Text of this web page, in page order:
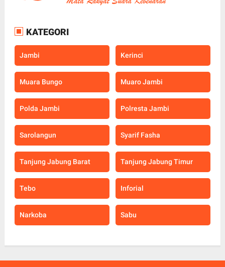
KATEGORI
Jambi Kerinci
Muara Bungo Muaro Jambi
Polda Jambi Polresta Jambi
Sarolangun Syarif Fasha
Tanjung Jabung Barat Tanjung Jabung Timur
Tebo Inforial
Narkoba Sabu